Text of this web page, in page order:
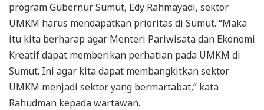
program Gubernur Sumut, Edy Rahmayadi, sektor
UMKM harus mendapatkan prioritas di Sumut. “Maka
itu kita berharap agar Menteri Pariwisata dan Ekonomi
Kreatif dapat memberikan perhatian pada UMKM di
Sumut. Ini agar kita dapat membangkitkan sektor
UMKM menjadi sektor yang bermartabat,” kata
Rahudman kepada wartawan.